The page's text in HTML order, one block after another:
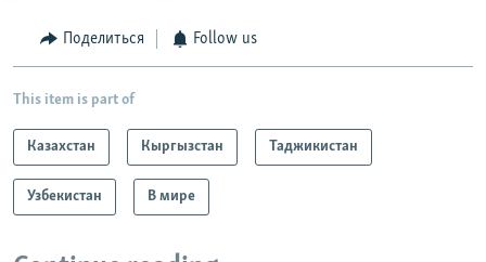
Поделиться Follow us
This item is part of
Казахстан Кыргызстан Таджикистан
Узбекистан В мире